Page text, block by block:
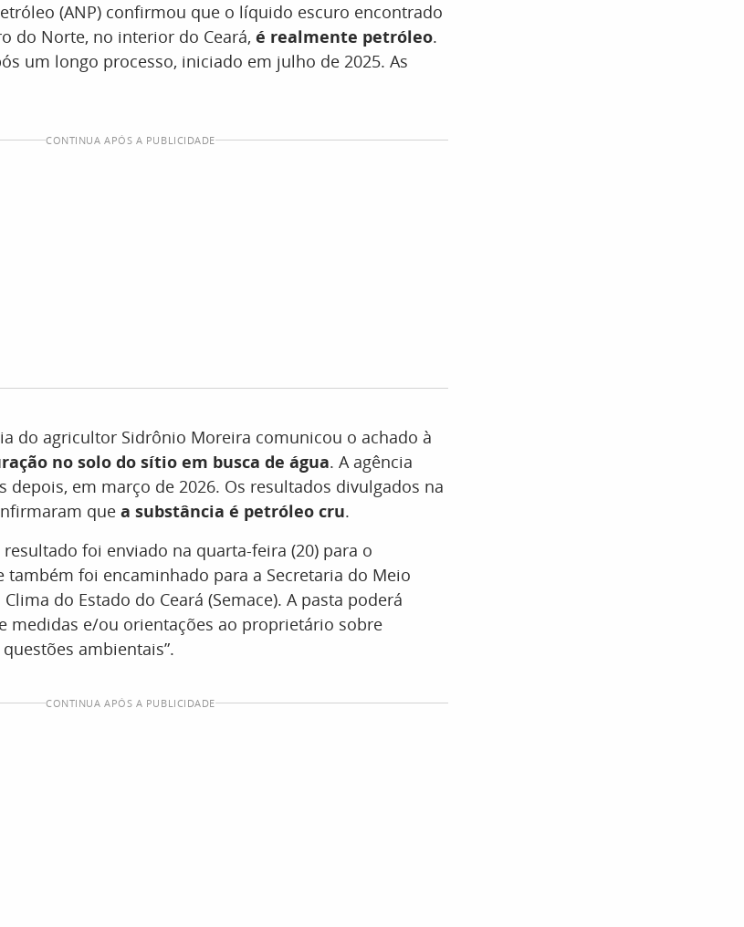
(ANP) confirmou que o líquido escuro encontrado
do Norte, no interior do Ceará, é realmente petróleo.
um longo processo, iniciado em julho de 2025. As
CONTINUA APÓS A PUBLICIDADE
do agricultor Sidrônio Moreira comunicou o achado à
no solo do sítio em busca de água. A agência
depois, em março de 2026. Os resultados divulgados na
que a substância é petróleo cru.
foi enviado na quarta-feira (20) para o
foi encaminhado para a Secretaria do Meio
do Estado do Ceará (Semace). A pasta poderá
medidas e/ou orientações ao proprietário sobre
ambientais”.
CONTINUA APÓS A PUBLICIDADE